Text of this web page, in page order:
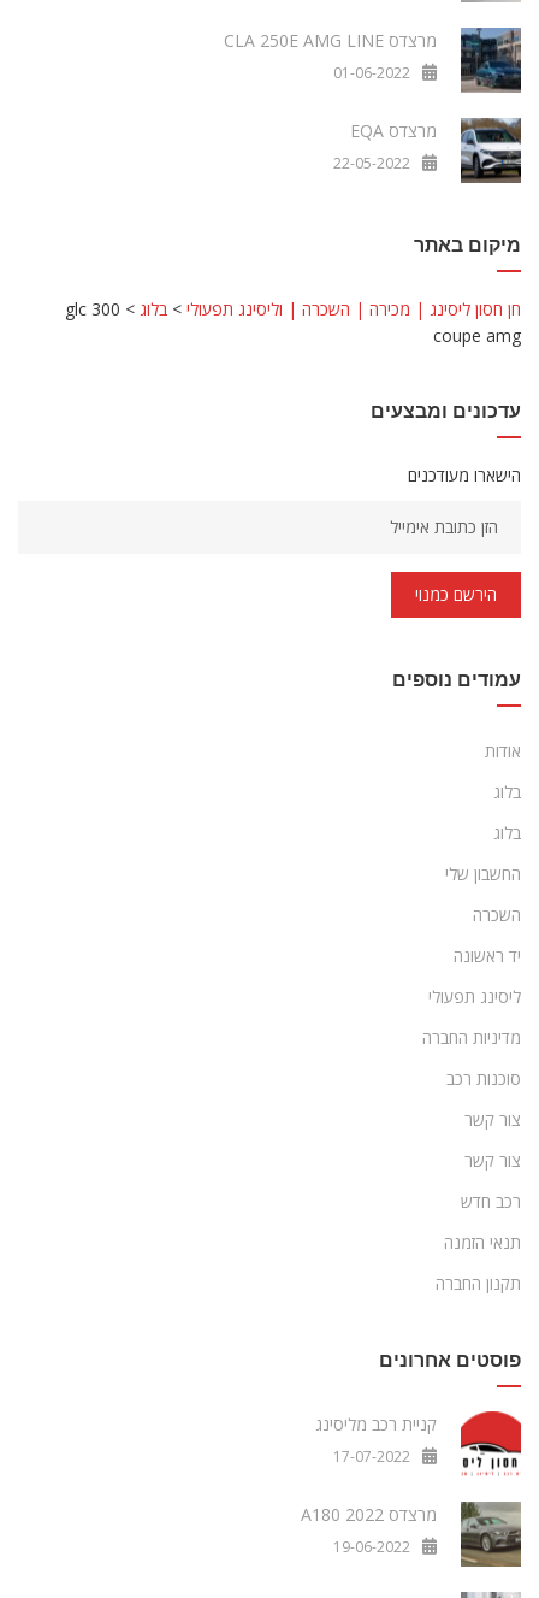
מרצדס CLA 250E AMG LINE
01-06-2022
מרצדס EQA
22-05-2022
מיקום באתר
חן חסון ליסינג | מכירה | השכרה | וליסינג תפעולי > בלוג >
glc 300
coupe amg
עדכונים ומבצעים
הישארו מעודכנים
הירשם כמנוי
עמודים נוספים
אודות
בלוג
בלוג
החשבון שלי
השכרה
יד ראשונה
ליסינג תפעולי
מדיניות החברה
סוכנות רכב
צור קשר
צור קשר
רכב חדש
תנאי הזמנה
תקנון החברה
פוסטים אחרונים
קניית רכב מליסינג
17-07-2022
מרצדס A180 2022
19-06-2022